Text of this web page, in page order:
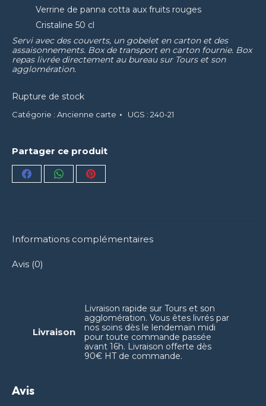
Verrine de panna cotta aux fruits rouges
Cristaline 50 cl
Servi avec des couverts, un gobelet en carton et des
assaisonnements. Box de transport en carton fournie. Box
repas livrée directement au bureau sur Tours et son
agglomération.
Rupture de stock
Catégorie : Ancienne carte UGS : 240-21
Partager ce produit
PartagerPartagerPartager
Informations complémentaires
Avis (0)
Livraison
Livraison rapide sur Tours et son
agglomération. Vous êtes livrés par
nos soins dès le lendemain midi
pour toute commande passée
avant 16h. Livraison offerte dès
90€ HT de commande.
Avis